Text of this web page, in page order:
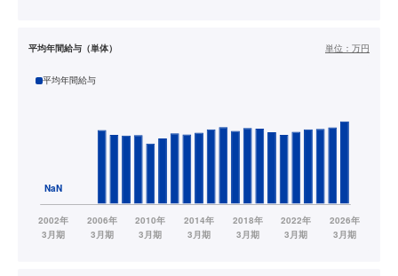
平均年間給与（単体） 単位： 万円
平均年間給与